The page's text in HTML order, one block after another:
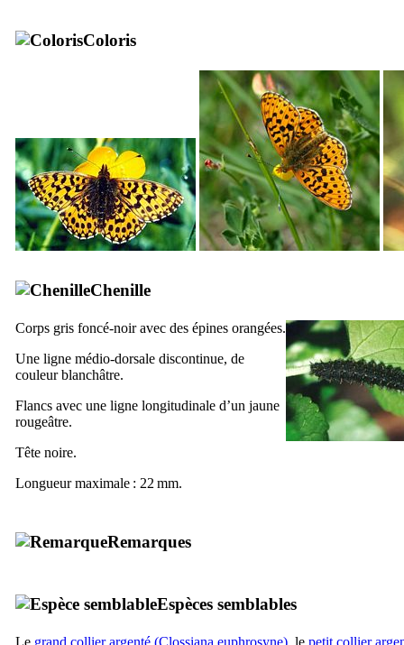
Coloris
Chenille
Corps gris foncé-noir avec des épines orangées.
Une ligne médio-dorsale discontinue, de
couleur blanchâtre.
Flancs avec une ligne longitudinale d’un jaune
rougeâtre.
Tête noire.
Longueur maximale : 22 mm.
Remarques
Espèces semblables
Le grand collier argenté (Clossiana euphrosyne) , le petit collier